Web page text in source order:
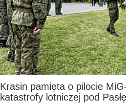
Krasin pamięta o pilocie
katastrofy lotniczej pod